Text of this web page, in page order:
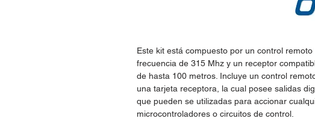
Este kit está compuesto por un control
frecuencia de 315 Mhz y un receptor
de hasta 100 metros. Incluye un control
una tarjeta receptora, la cual posee salidas
que pueden se utilizadas para accionar
microcontroladores o circuitos de control.